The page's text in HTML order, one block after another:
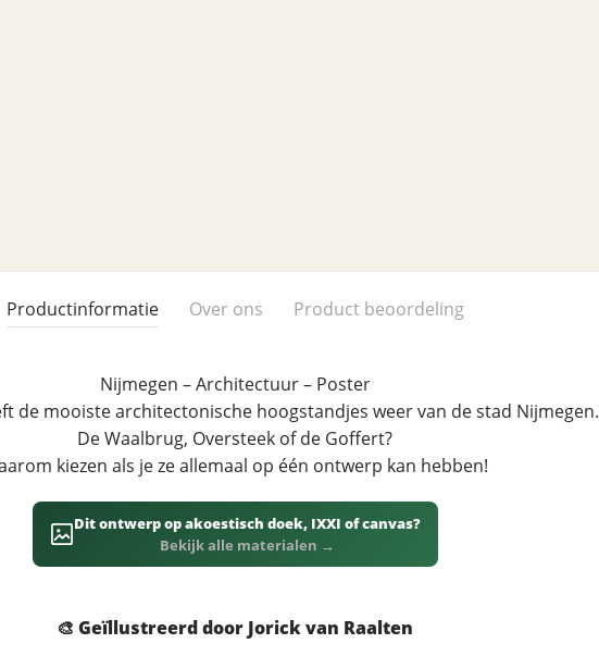
Productinformatie Over ons Product beoordeling
Nijmegen – Architectuur – Poster
de mooiste architectonische hoogstandjes weer van de stad Nijmegen.
De Waalbrug, Oversteek of de Goffert?
kiezen als je ze allemaal op één ontwerp kan hebben!
Dit ontwerp op akoestisch doek, IXXI of canvas?
Bekijk alle materialen →
🎨 Geïllustreerd door Jorick van Raalten